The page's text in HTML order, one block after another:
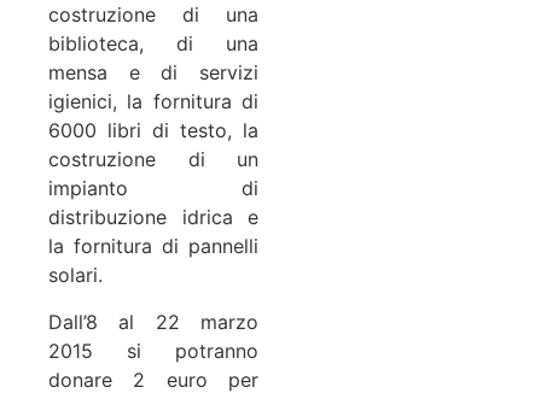
costruzione di una
biblioteca, di una
mensa e di servizi
igienici, la fornitura di
6000 libri di testo, la
costruzione di un
impianto di
distribuzione idrica e
la fornitura di pannelli
solari.
Dall’8 al 22 marzo
2015 si potranno
donare 2 euro per